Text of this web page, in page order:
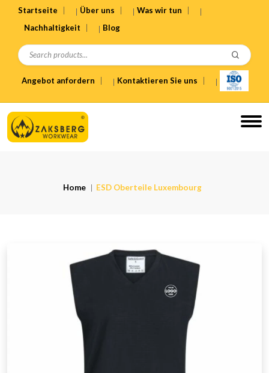
Startseite Über uns
Was wir tun
Nachhaltigkeit
Blog
Angebot anfordern Kontaktieren Sie uns
Home ESD Oberteile Luxembourg